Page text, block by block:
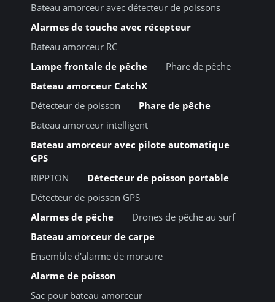
Bateau amorceur avec détecteur de poissons
Alarmes de touche avec récepteur
Bateau amorceur RC
Lampe frontale de pêche
Phare de pêche
Bateau amorceur CatchX
Détecteur de poisson
Phare de pêche
Bateau amorceur intelligent
Bateau amorceur avec pilote automatique
GPS
RIPPTON
Détecteur de poisson portable
Détecteur de poisson GPS
Alarmes de pêche
Drones de pêche au surf
Bateau amorceur de carpe
Ensemble d'alarme de morsure
Alarme de poisson
Sac pour bateau amorceur